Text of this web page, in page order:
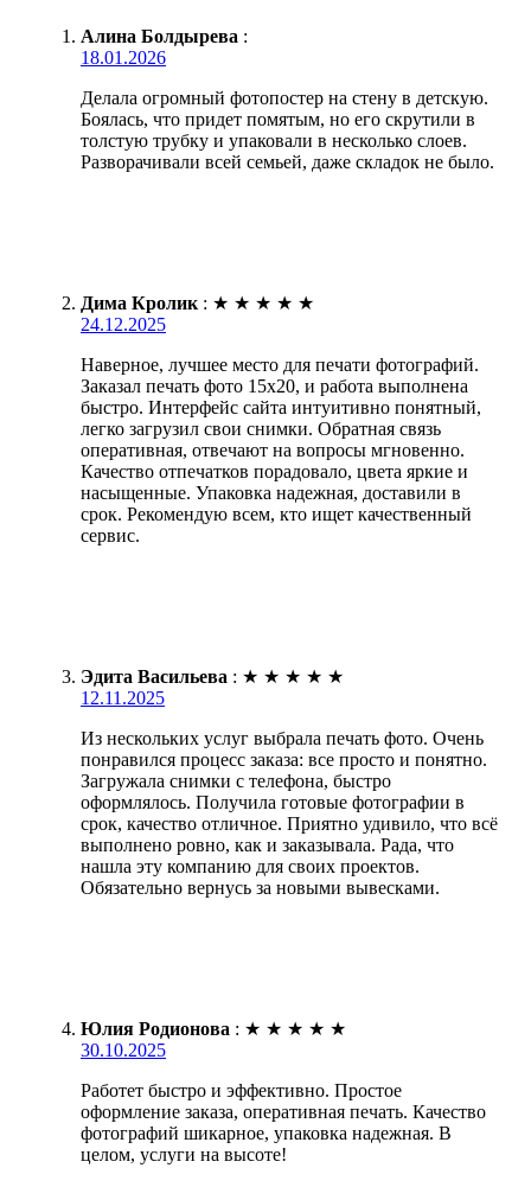
Алина Болдырева :
18.01.2026
Делала огромный фотопостер на стену в детскую.
Боялась, что придет помятым, но его скрутили в
толстую трубку и упаковали в несколько слоев.
Разворачивали всей семьей, даже складок не было.
Дима Кролик : ★ ★ ★ ★ ★
24.12.2025
Наверное, лучшее место для печати фотографий.
Заказал печать фото 15х20, и работа выполнена
быстро. Интерфейс сайта интуитивно понятный,
легко загрузил свои снимки. Обратная связь
оперативная, отвечают на вопросы мгновенно.
Качество отпечатков порадовало, цвета яркие и
насыщенные. Упаковка надежная, доставили в
срок. Рекомендую всем, кто ищет качественный
сервис.
Эдита Васильева : ★ ★ ★ ★ ★
12.11.2025
Из нескольких услуг выбрала печать фото. Очень
понравился процесс заказа: все просто и понятно.
Загружала снимки с телефона, быстро
оформлялось. Получила готовые фотографии в
срок, качество отличное. Приятно удивило, что всё
выполнено ровно, как и заказывала. Рада, что
нашла эту компанию для своих проектов.
Обязательно вернусь за новыми вывесками.
Юлия Родионова : ★ ★ ★ ★ ★
30.10.2025
Работет быстро и эффективно. Простое
оформление заказа, оперативная печать. Качество
фотографий шикарное, упаковка надежная. В
целом, услуги на высоте!